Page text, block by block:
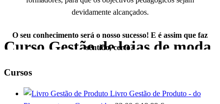
Curso Gestão de lojas de moda
devidamente alcançados.
O seu conhecimento será o nosso sucesso! E é assim que faz
sentido, certo?
Cursos
Livro Gestão de Produto - do